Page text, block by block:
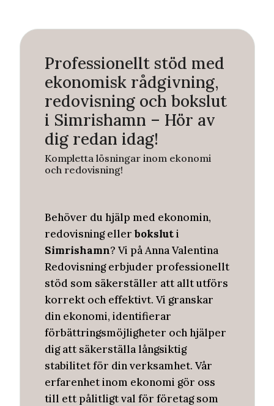
Professionellt stöd med
ekonomisk rådgivning,
redovisning och bokslut
i Simrishamn – Hör av
dig redan idag!
Kompletta lösningar inom ekonomi
och redovisning!
Behöver du hjälp med ekonomin,
redovisning ellerboksluti
Simrishamn? Vi på Anna Valentina
Redovisning erbjuder professionellt
stöd som säkerställer att allt utförs
korrekt och effektivt. Vi granskar
din ekonomi, identifierar
förbättringsmöjligheter och hjälper
dig att säkerställa långsiktig
stabilitet för din verksamhet. Vår
erfarenhet inom ekonomi gör oss
till ett pålitligt val för företag som